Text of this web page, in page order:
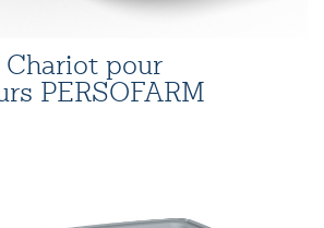
Chariot pour
PERSOFARM